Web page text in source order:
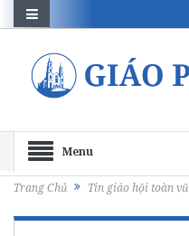
Menu
Trang Chủ Tin giáo hội toàn vũ